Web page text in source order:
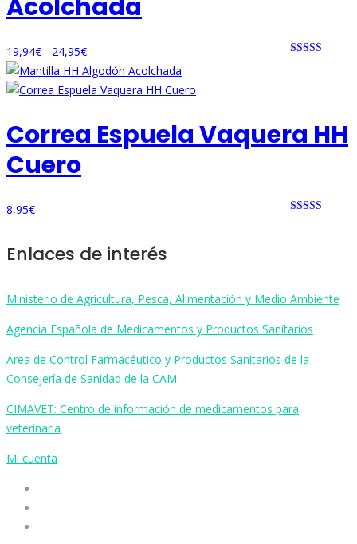
Acolchada
19,94€ - 24,95€Rango
de
precios:
19,94€
hasta
Correa Espuela Vaquera HH
Cuero
8,95€
Enlaces de interés
Ministerio de Agricultura, Pesca, Alimentación y Medio Ambiente
Agencia Española de Medicamentos y Productos Sanitarios
Área de Control Farmacéutico y Productos Sanitarios de la
Consejería de Sanidad de la CAM
CIMAVET: Centro de información de medicamentos para
veterinaria
Mi cuenta